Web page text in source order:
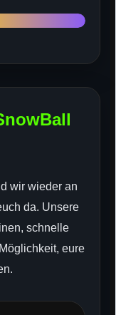
wir wieder an
da. Unsere
schnelle
eure